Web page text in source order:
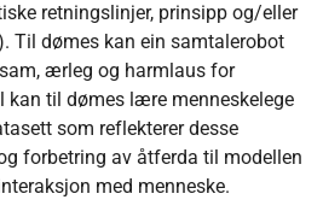
retningslinjer, prinsipp og/eller
Til dømes kan ein samtalerobot
ærleg og harmlaus for
kan til dømes lære menneskelege
som reflekterer desse
forbetring av åtferda til modellen
med menneske.